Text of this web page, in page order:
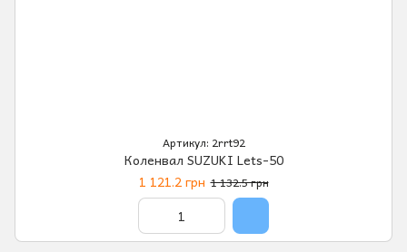
Артикул: 2rrt92
Коленвал SUZUKI Lets-50
1 121.2 грн 1 132.5 грн